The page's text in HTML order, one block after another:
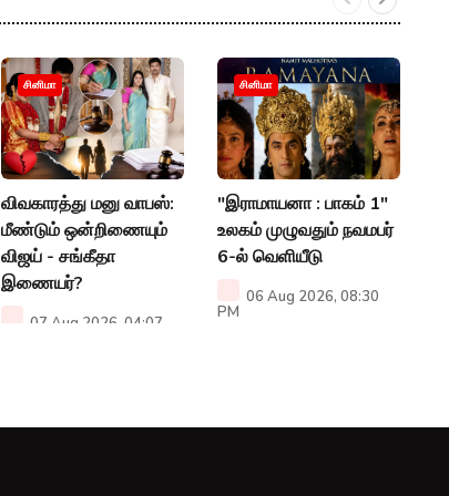
சினிமா
விவகாரத்து மனு வாபஸ்:
மீண்டும் ஒன்றிணையும்
விஜய் - சங்கீதா
இணையர்?
07 Aug 2026, 04:07
சினிமா
"இராமாயனா : பாகம் 1"
உலகம் முழுவதும் நவமபர்
6-ல் வெளியீடு
06 Aug 2026, 08:30
PM